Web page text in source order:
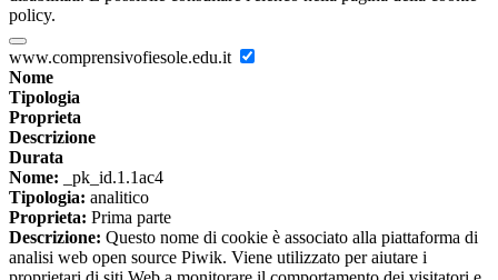
policy.
www.comprensivofiesole.edu.it
Nome
Tipologia
Proprieta
Descrizione
Durata
Nome: _pk_id.1.1ac4
Tipologia: analitico
Proprieta: Prima parte
Descrizione: Questo nome di cookie è associato alla piattaforma di
analisi web open source Piwik. Viene utilizzato per aiutare i